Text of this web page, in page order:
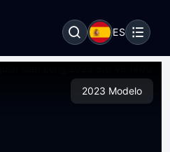
ES
2023 Modelo